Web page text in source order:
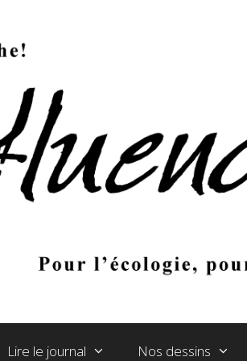
Lire le journal Nos dessins